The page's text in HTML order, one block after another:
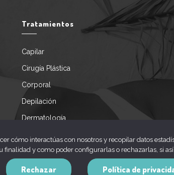
Tratamientos
Capilar
Cirugía Plástica
Corporal
Depilación
Dermatología
Servicios especiales
cómo interactúas con nosotros y recopilar datos
finalidad y como poder configurarlas o rechazarlas, si
Rechazar Política de